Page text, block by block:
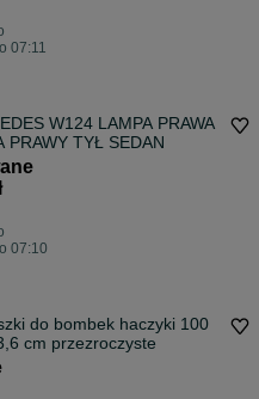
07:11
W124 LAMPA PRAWA
PRAWY TYŁ SEDAN
07:10
do bombek haczyki 100
cm przezroczyste